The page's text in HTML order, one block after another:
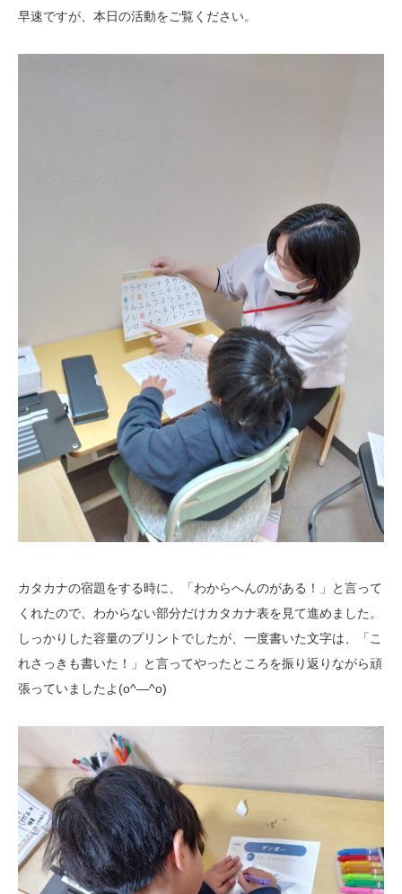
早速ですが、本日の活動をご覧ください。
カタカナの宿題をする時に、「わからへんのがある！」と言って
くれたので、わからない部分だけカタカナ表を見て進めました。
しっかりした容量のプリントでしたが、一度書いた文字は、「こ
れさっきも書いた！」と言ってやったところを振り返りながら頑
張っていましたよ(o^―^o)